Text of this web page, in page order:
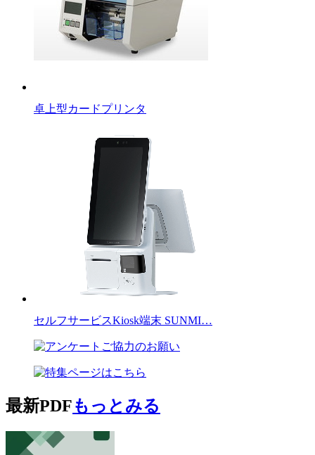
卓上型カードプリンタ
セルフサービスKiosk端末 SUNMI…
最新PDFもっとみる